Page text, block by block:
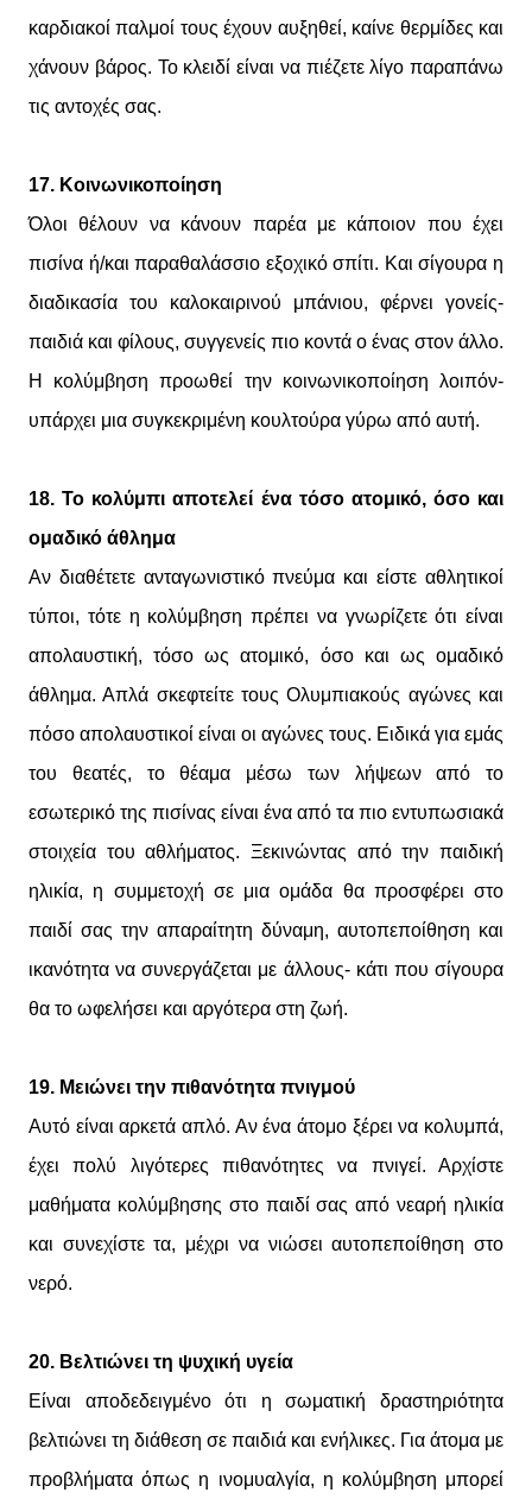
καρδιακοί παλμοί τους έχουν αυξηθεί, καίνε θερμίδες και
χάνουν βάρος. Το κλειδί είναι να πιέζετε λίγο παραπάνω
τις αντοχές σας.
17. Κοινωνικοποίηση
Όλοι θέλουν να κάνουν παρέα με κάποιον που έχει
πισίνα ή/και παραθαλάσσιο εξοχικό σπίτι. Και σίγουρα η
διαδικασία του καλοκαιρινού μπάνιου, φέρνει γονείς-
παιδιά και φίλους, συγγενείς πιο κοντά ο ένας στον άλλο.
Η κολύμβηση προωθεί την κοινωνικοποίηση λοιπόν-
υπάρχει μια συγκεκριμένη κουλτούρα γύρω από αυτή.
18. Το κολύμπι αποτελεί ένα τόσο ατομικό, όσο και
ομαδικό άθλημα
Αν διαθέτετε ανταγωνιστικό πνεύμα και είστε αθλητικοί
τύποι, τότε η κολύμβηση πρέπει να γνωρίζετε ότι είναι
απολαυστική, τόσο ως ατομικό, όσο και ως ομαδικό
άθλημα. Απλά σκεφτείτε τους Ολυμπιακούς αγώνες και
πόσο απολαυστικοί είναι οι αγώνες τους. Ειδικά για εμάς
του θεατές, το θέαμα μέσω των λήψεων από το
εσωτερικό της πισίνας είναι ένα από τα πιο εντυπωσιακά
στοιχεία του αθλήματος. Ξεκινώντας από την παιδική
ηλικία, η συμμετοχή σε μια ομάδα θα προσφέρει στο
παιδί σας την απαραίτητη δύναμη, αυτοπεποίθηση και
ικανότητα να συνεργάζεται με άλλους- κάτι που σίγουρα
θα το ωφελήσει και αργότερα στη ζωή.
19. Μειώνει την πιθανότητα πνιγμού
Αυτό είναι αρκετά απλό. Αν ένα άτομο ξέρει να κολυμπά,
έχει πολύ λιγότερες πιθανότητες να πνιγεί. Αρχίστε
μαθήματα κολύμβησης στο παιδί σας από νεαρή ηλικία
και συνεχίστε τα, μέχρι να νιώσει αυτοπεποίθηση στο
νερό.
20. Βελτιώνει τη ψυχική υγεία
Είναι αποδεδειγμένο ότι η σωματική δραστηριότητα
βελτιώνει τη διάθεση σε παιδιά και ενήλικες. Για άτομα με
προβλήματα όπως η ινομυαλγία, η κολύμβηση μπορεί